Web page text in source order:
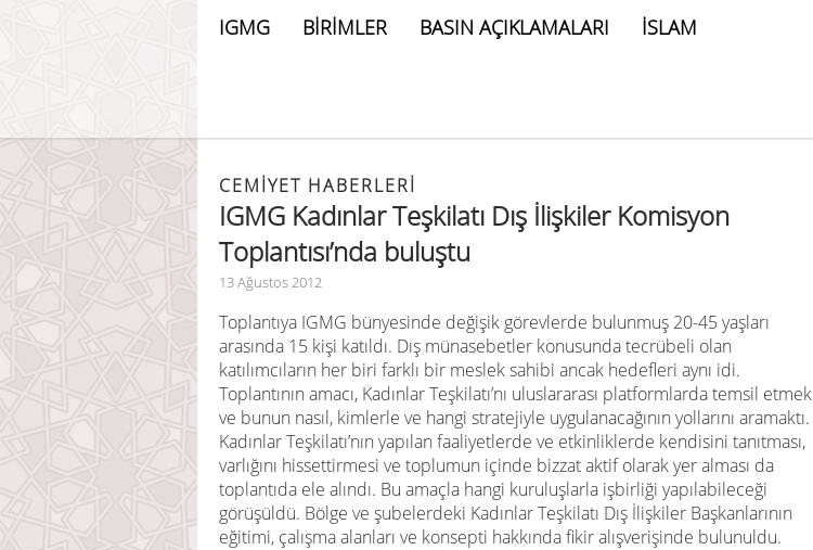
IGMG BİRİMLER BASIN AÇIKLAMALARI İSLAM
CEMIYET HABERLERI
IGMG Kadınlar Teşkilatı Dış İlişkiler Komisyon
Toplantısı’nda buluştu
13 Ağustos 2012
Toplantıya IGMG bünyesinde değişik görevlerde bulunmuş 20-45 yaşları
arasında 15 kişi katıldı. Dış münasebetler konusunda tecrübeli olan
katılımcıların her biri farklı bir meslek sahibi ancak hedefleri aynı idi.
Toplantının amacı, Kadınlar Teşkilatı’nı uluslararası platformlarda temsil etmek
ve bunun nasıl, kimlerle ve hangi stratejiyle uygulanacağının yollarını aramaktı.
Kadınlar Teşkilatı’nın yapılan faaliyetlerde ve etkinliklerde kendisini tanıtması,
varlığını hissettirmesi ve toplumun içinde bizzat aktif olarak yer alması da
toplantıda ele alındı. Bu amaçla hangi kuruluşlarla işbirliği yapılabileceği
görüşüldü. Bölge ve şubelerdeki Kadınlar Teşkilatı Dış İlişkiler Başkanlarının
eğitimi, çalışma alanları ve konsepti hakkında fikir alışverişinde bulunuldu.